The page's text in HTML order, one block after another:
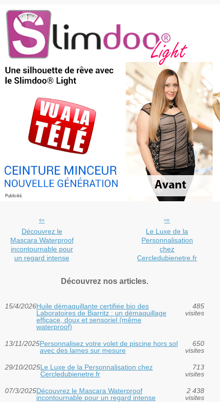
Découvrez le
Mascara Waterproof
incontournable pour
un regard intense
Le Luxe de la
Personnalisation
chez
Cercledubienetre.fr
Découvrez nos articles.
15/4/2026Huile démaquillante certifiée bio des
Laboratoires de Biarritz : un démaquillage
efficace, doux et sensoriel (même
waterproof)
485
visites
13/11/2025Personnalisez votre volet de piscine hors sol
avec des lames sur mesure
650
visites
29/10/2025Le Luxe de la Personnalisation chez
Cercledubienetre.fr
713
visites
07/3/2025Découvrez le Mascara Waterproof
incontournable pour un regard intense
2 438
visites